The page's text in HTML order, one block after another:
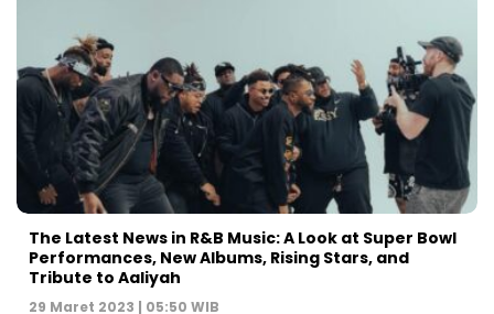
The Latest News in R&B Music: A Look at Super Bowl
Performances, New Albums, Rising Stars, and
Tribute to Aaliyah
29 Maret 2023 | 05:50 WIB